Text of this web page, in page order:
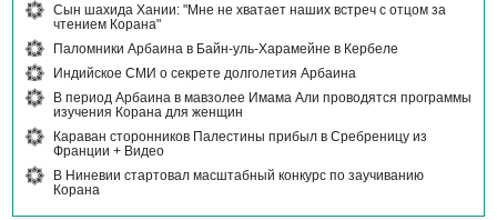
Сын шахида Хании: "Мне не хватает наших встреч с отцом за
чтением Корана"
Паломники Арбаина в Байн-уль-Харамейне в Кербеле
Индийское СМИ о секрете долголетия Арбаина
В период Арбаина в мавзолее Имама Али проводятся программы
изучения Корана для женщин
Караван сторонников Палестины прибыл в Сребреницу из
Франции + Видео
В Ниневии стартовал масштабный конкурс по заучиванию
Корана